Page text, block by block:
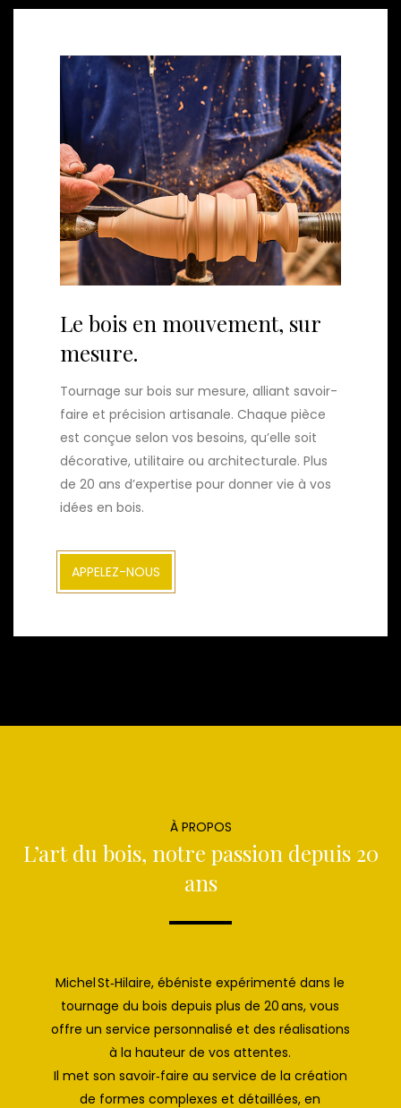
Le bois en mouvement, sur
mesure.
Tournage sur bois sur mesure, alliant savoir-
faire et précision artisanale. Chaque pièce
est conçue selon vos besoins, qu’elle soit
décorative, utilitaire ou architecturale. Plus
de 20 ans d’expertise pour donner vie à vos
idées en bois.
APPELEZ-NOUS
À PROPOS
L’art du bois, notre passion depuis 20
ans
Michel St‑Hilaire, ébéniste expérimenté dans le
tournage du bois depuis plus de 20 ans, vous
offre un service personnalisé et des réalisations
à la hauteur de vos attentes.
Il met son savoir‑faire au service de la création
de formes complexes et détaillées, en